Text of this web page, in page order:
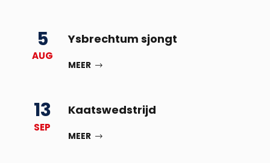
5
AUG
Ysbrechtum sjongt
MEER
13
SEP
Kaatswedstrijd
MEER